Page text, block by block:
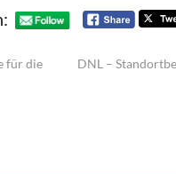
für die
DNL –